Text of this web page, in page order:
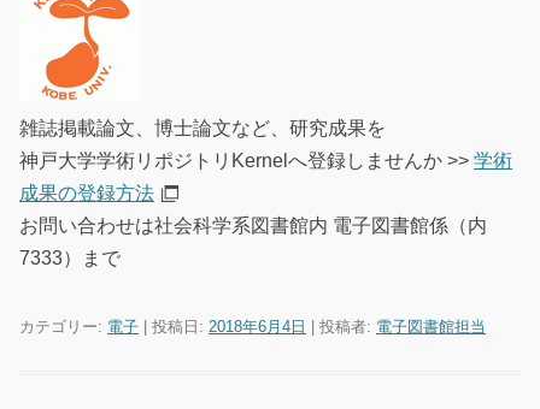
雑誌掲載論文、博士論文など、研究成果を
神戸大学学術リポジトリKernelへ登録しませんか >> 学術
成果の登録方法
お問い合わせは社会科学系図書館内 電子図書館係（内
7333）まで
カテゴリー: 電子 | 投稿日: 2018年6月4日 投稿者: 電子図書館担当